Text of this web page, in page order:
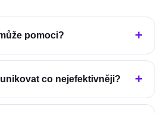
pomoci?
co nejefektivněji?